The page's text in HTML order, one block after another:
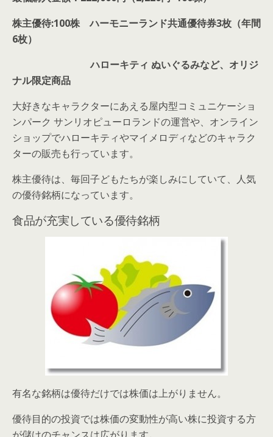
株主優待:100株 ハーモニーランド共通優待券3枚（年間
6枚）
ハローキティ ぬいぐるみなど、オリジ
ナル限定商品
大好きなキャラクターにあえる屋内型コミュニケーショ
ンパーク サンリオピューロランドの運営や、オンライン
ショップでハローキティやマイメロディなどのキャラク
ターの販売も行っています。
株主優待は、毎回子どもたちが楽しみにしていて、人気
の優待銘柄になっています。
食品が充実している優待銘柄
有名な銘柄は優待だけでは株価は上がりません。
優待目的の投資では株価の変動性が高い株に投資する方